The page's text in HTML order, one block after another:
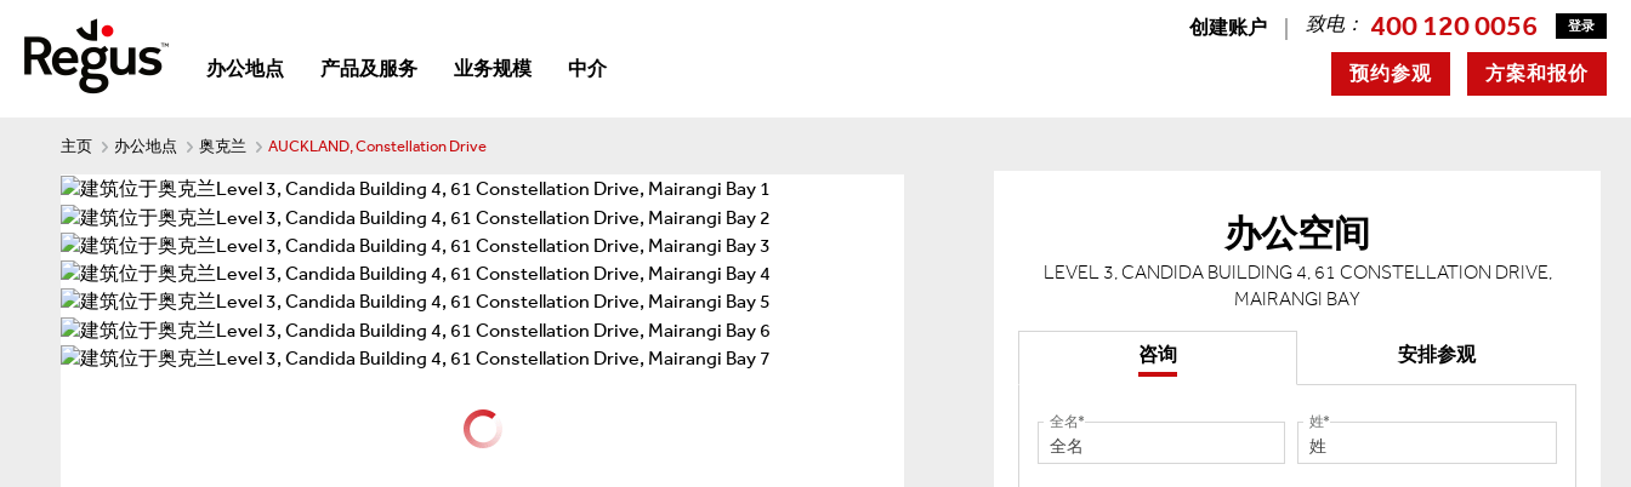
创建账户 致电： 400 120 0056 登录
方案和报价
预约参观
办公地点 产品及服务 业务规模 中介
主页 办公地点 奥克兰 AUCKLAND, Constellation Drive
办公空间
LEVEL 3, CANDIDA BUILDING 4, 61 CONSTELLATION DRIVE,
MAIRANGI BAY
咨询 安排参观
全名 姓